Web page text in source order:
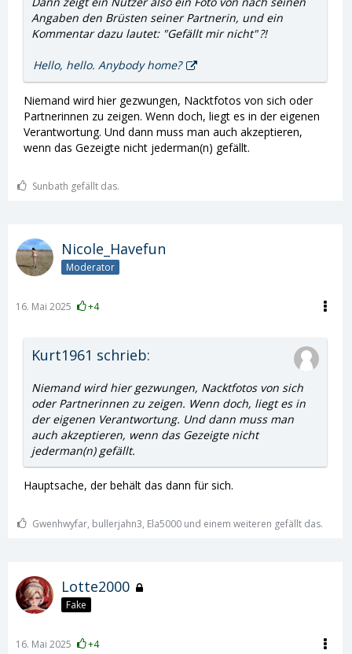
Angaben den Brüsten seiner Partnerin, und ein
Kommentar dazu lautet: "Gefällt mir nicht"?!
Hello, hello. Anybody home?
Niemand wird hier gezwungen, Nacktfotos von sich oder
Partnerinnen zu zeigen. Wenn doch, liegt es in der eigenen
Verantwortung. Und dann muss man auch akzeptieren,
wenn das Gezeigte nicht jederman(n) gefällt.
Sunbath gefällt das.
Nicole_Havefun
Moderator
16. Mai 2025 +4
Kurt1961 schrieb:
Niemand wird hier gezwungen, Nacktfotos von sich
oder Partnerinnen zu zeigen. Wenn doch, liegt es in
der eigenen Verantwortung. Und dann muss man
auch akzeptieren, wenn das Gezeigte nicht
jederman(n) gefällt.
Hauptsache, der behält das dann für sich.
Gwenhwyfar, bullerjahn3, Ela5000 und einem weiteren gefällt das.
Lotte2000
Fake
16. Mai 2025 +4